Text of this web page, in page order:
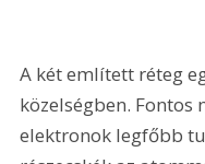
A két említett réteg
közelségben.
elektronok legfőbb